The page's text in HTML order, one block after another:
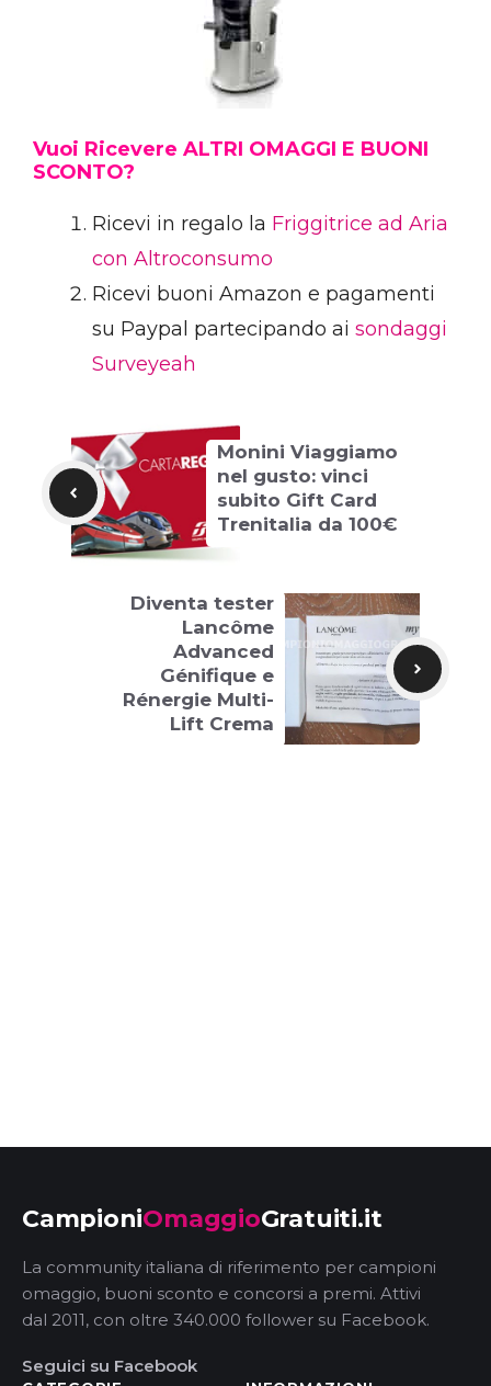
Vuoi Ricevere ALTRI OMAGGI E BUONI
SCONTO?
Ricevi in regalo la Friggitrice ad Aria
con Altroconsumo
Ricevi buoni Amazon e pagamenti
su Paypal partecipando ai sondaggi
Surveyeah
Monini Viaggiamo
nel gusto: vinci
subito Gift Card
Trenitalia da 100€
Diventa tester
Lancôme
Advanced
Génifique e
Rénergie Multi-
Lift Crema
CampioniOmaggioGratuiti.it
La community italiana di riferimento per campioni
omaggio, buoni sconto e concorsi a premi. Attivi
dal 2011, con oltre 340.000 follower su Facebook.
Seguici su Facebook